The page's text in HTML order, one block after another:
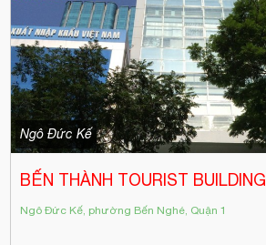
Ngô Đức Kế
BẾN THÀNH TOURIST BUILDING
Ngô Đức Kế, phường Bến Nghé, Quận 1